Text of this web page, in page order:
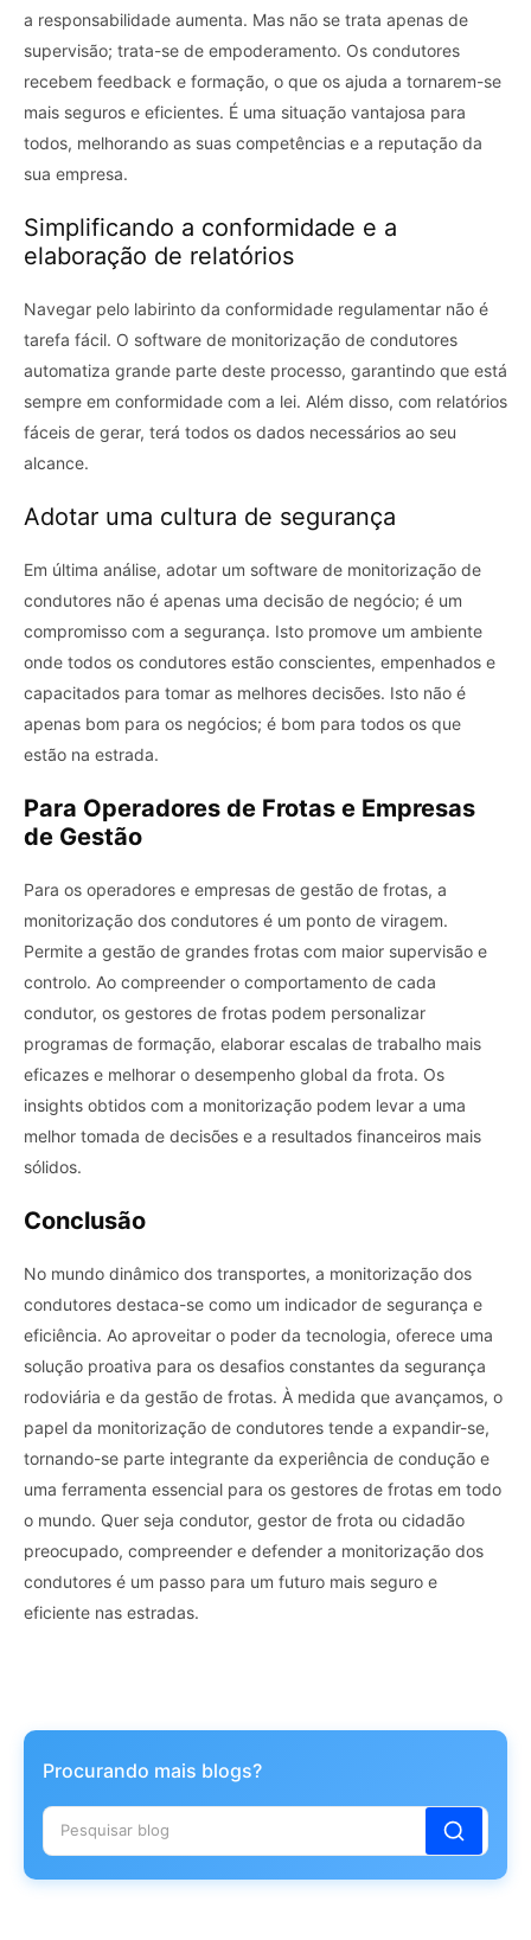
a responsabilidade aumenta. Mas não se trata apenas de
supervisão; trata-se de empoderamento. Os condutores
recebem feedback e formação, o que os ajuda a tornarem-se
mais seguros e eficientes. É uma situação vantajosa para
todos, melhorando as suas competências e a reputação da
sua empresa.
Simplificando a conformidade e a
elaboração de relatórios
Navegar pelo labirinto da conformidade regulamentar não é
tarefa fácil. O software de monitorização de condutores
automatiza grande parte deste processo, garantindo que está
sempre em conformidade com a lei. Além disso, com relatórios
fáceis de gerar, terá todos os dados necessários ao seu
alcance.
Adotar uma cultura de segurança
Em última análise, adotar um software de monitorização de
condutores não é apenas uma decisão de negócio; é um
compromisso com a segurança. Isto promove um ambiente
onde todos os condutores estão conscientes, empenhados e
capacitados para tomar as melhores decisões. Isto não é
apenas bom para os negócios; é bom para todos os que
estão na estrada.
Para Operadores de Frotas e Empresas
de Gestão
Para os operadores e empresas de gestão de frotas, a
monitorização dos condutores é um ponto de viragem.
Permite a gestão de grandes frotas com maior supervisão e
controlo. Ao compreender o comportamento de cada
condutor, os gestores de frotas podem personalizar
programas de formação, elaborar escalas de trabalho mais
eficazes e melhorar o desempenho global da frota. Os
insights obtidos com a monitorização podem levar a uma
melhor tomada de decisões e a resultados financeiros mais
sólidos.
Conclusão
No mundo dinâmico dos transportes, a monitorização dos
condutores destaca-se como um indicador de segurança e
eficiência. Ao aproveitar o poder da tecnologia, oferece uma
solução proativa para os desafios constantes da segurança
rodoviária e da gestão de frotas. À medida que avançamos, o
papel da monitorização de condutores tende a expandir-se,
tornando-se parte integrante da experiência de condução e
uma ferramenta essencial para os gestores de frotas em todo
o mundo. Quer seja condutor, gestor de frota ou cidadão
preocupado, compreender e defender a monitorização dos
condutores é um passo para um futuro mais seguro e
eficiente nas estradas.
Procurando mais blogs?